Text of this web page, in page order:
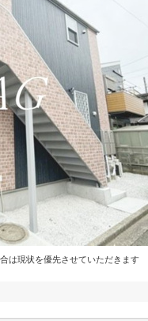
は現状を優先させていただきます